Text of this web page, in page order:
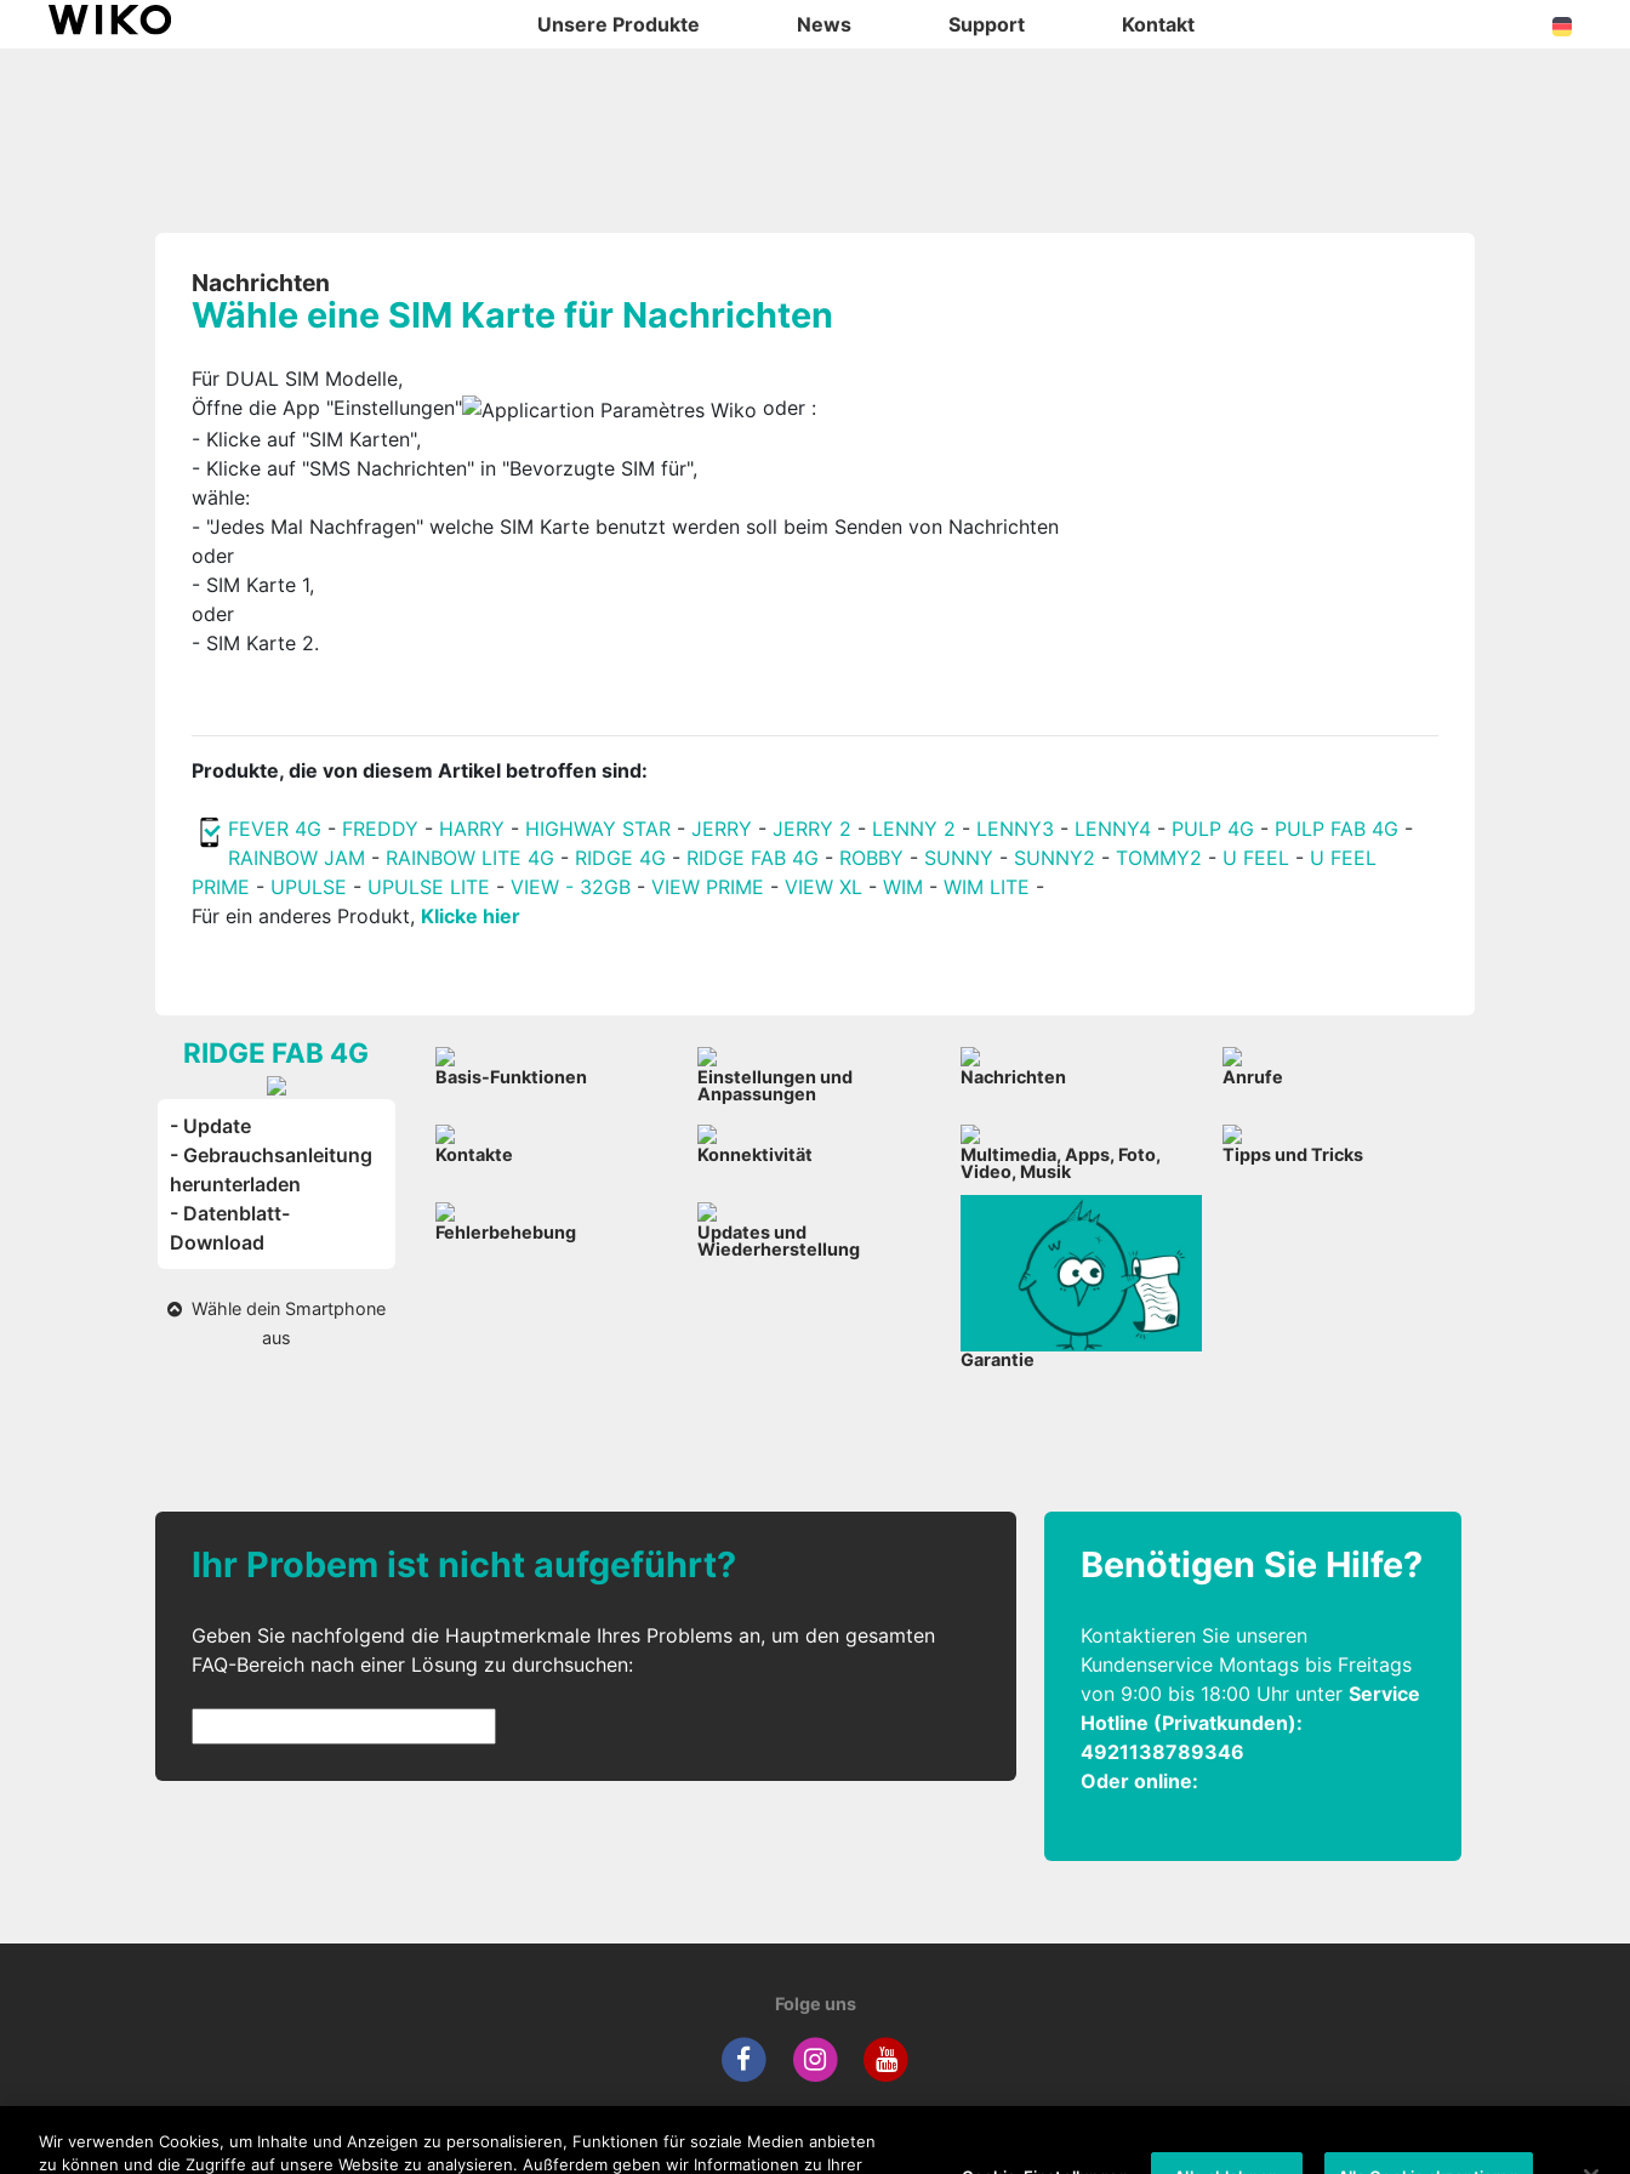
Unsere Produkte News Support Kontakt
Nachrichten
Wähle eine SIM Karte für Nachrichten
Für DUAL SIM Modelle,
Öffne die App "Einstellungen"
oder :
- Klicke auf "SIM Karten",
- Klicke auf "SMS Nachrichten" in "Bevorzugte SIM für",
wähle:
- "Jedes Mal Nachfragen" welche SIM Karte benutzt werden soll beim Senden von Nachrichten
oder
- SIM Karte 1,
oder
- SIM Karte 2.
Produkte, die von diesem Artikel betroffen sind:
FEVER 4G - FREDDY - HARRY - HIGHWAY STAR -JERRY -JERRY 2 - LENNY 2 - LENNY3 - LENNY4 - PULP 4G - PULP FAB 4G -
RAINBOW JAM - RAINBOW LITE 4G - RIDGE 4G - RIDGE FAB 4G - ROBBY - SUNNY - SUNNY2 -TOMMY2 - U FEEL - U FEEL
PRIME - UPULSE - UPULSE LITE -VIEW - 32GB -VIEW PRIME -VIEW XL -WIM -WIM LITE -
Für ein anderes Produkt, Klicke hier
RIDGE FAB 4G
- Update
- Gebrauchsanleitung
herunterladen
- Datenblatt-
Download
Wähle dein Smartphone
aus
Basis-Funktionen
Einstellungen und
Anpassungen
Nachrichten Anrufe
Kontakte Konnektivität
Multimedia, Apps, Foto,
Video, Musik
Tipps und Tricks
Fehlerbehebung
Updates und
Wiederherstellung
Garantie
Ihr Probem ist nicht aufgeführt?
Geben Sie nachfolgend die Hauptmerkmale Ihres Problems an, um den gesamten
FAQ-Bereich nach einer Lösung zu durchsuchen:
Benötigen Sie Hilfe?
Kontaktieren Sie unseren
Kundenservice Montags bis Freitags
von 9:00 bis 18:00 Uhr unter Service
Hotline (Privatkunden):
4921138789346
Oder online:
Folge uns
NEWSLETTER Unsere Produkte Unternehmen Support Stellenangebote
Wir verwenden Cookies, um Inhalte und Anzeigen zu personalisieren, Funktionen für soziale Medien anbieten
zu können und die Zugriffe auf unsere Website zu analysieren. Außferdem geben wir Informationen zu Ihrer